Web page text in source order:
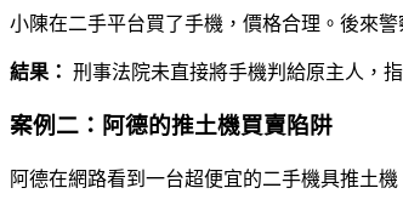
小陳在二手平台買了手機，價格合理。後來
結果： 刑事法院未直接將手機判給原主人，
案例二：阿德的推土機買賣陷阱
阿德在網路看到一台超便宜的二手機具推土